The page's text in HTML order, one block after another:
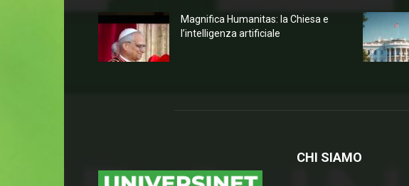
Magnifica Humanitas: la Chiesa e
l’intelligenza artificiale
CHI SIAMO